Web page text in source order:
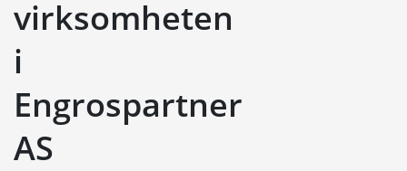
virksomheten
i
Engrospartner
AS